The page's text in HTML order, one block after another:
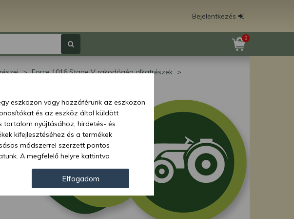
Bejelentkezés
0
Force 1016 Stage V rakodógép alkatrészek
eszközön vagy hozzáférünk az eszközön
és az eszköz által küldött
tartalom nyújtásához, hirdetés- és
kifejlesztéséhez és a termékek
módszerrel szerzett pontos
A megfelelő helyre kattintva
adatkezelést végezzünk. Másik
információkhoz juthat, és
bizonyos kezeléséhez nem
ilyen jellegű adatkezelés ellen. A
vagy az adatvédelmi szabályzatunk
Elfogadom